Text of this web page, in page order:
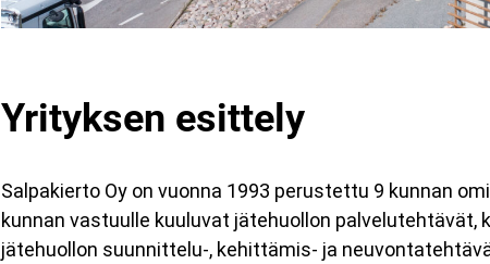
Yrityksen esittely
Salpakierto Oy on vuonna 1993 perustettu 9 kunnan
kunnan vastuulle kuuluvat jätehuollon
jätehuollon suunnittelu-, kehittämis- ja